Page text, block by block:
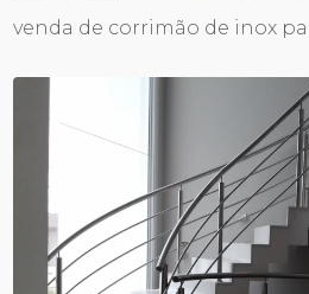
venda de corrimão de inox